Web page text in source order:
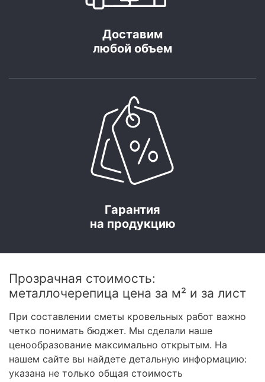
Доставим
любой объем
Гарантия
на продукцию
Прозрачная стоимость:
металлочерепица цена за м² и за лист
При составлении сметы кровельных работ важно
четко понимать бюджет. Мы сделали наше
ценообразование максимально открытым. На
нашем сайте вы найдете детальную информацию:
указана не только общая стоимость